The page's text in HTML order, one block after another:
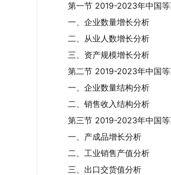
第一节 2019-2023年中国
一、企业数量增长分析
二、从业人数增长分析
三、资产规模增长分析
第二节 2019-2023年中国
一、企业数量结构分析
二、销售收入结构分析
第三节 2019-2023年中国
一、产成品增长分析
二、工业销售产值分析
三、出口交货值分析